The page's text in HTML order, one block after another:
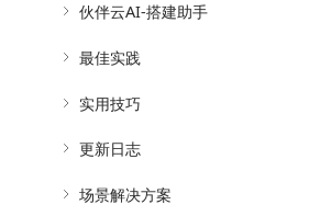
伙伴云AI-搭建助手
最佳实践
实用技巧
更新日志
场景解决方案